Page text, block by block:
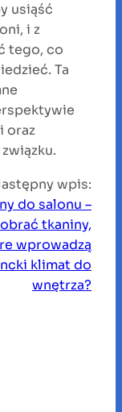
usiąść
i z
tego, co
Ta
oraz
wpis:
do salonu –
tkaniny,
wprowadzą
klimat do
wnętrza?